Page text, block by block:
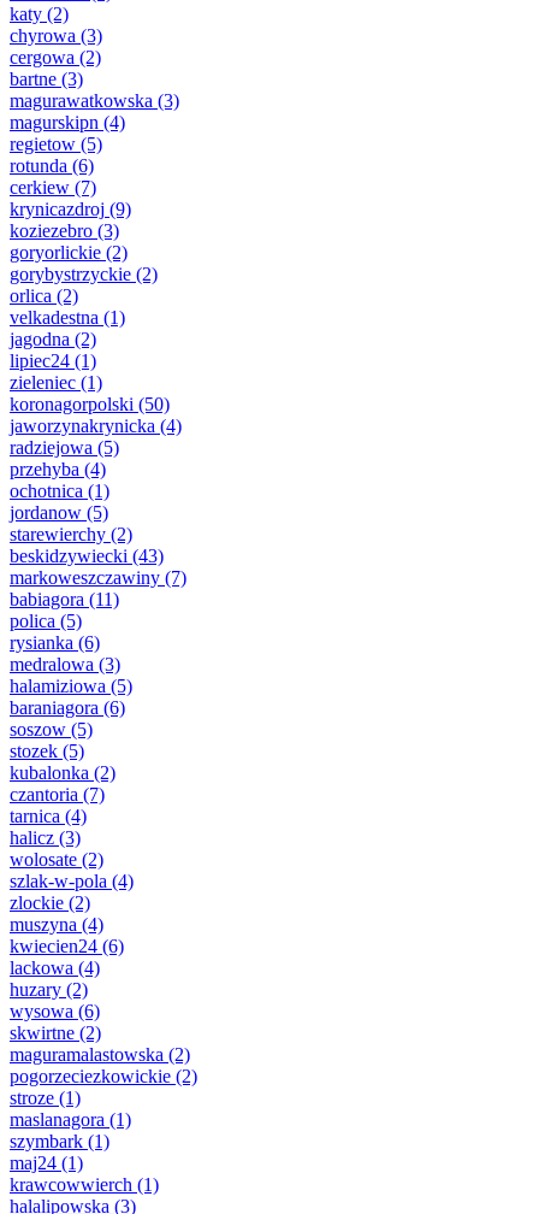
katy (2)
chyrowa (3)
cergowa (2)
bartne (3)
magurawatkowska (3)
magurskipn (4)
regietow (5)
rotunda (6)
cerkiew (7)
krynicazdroj (9)
koziezebro (3)
goryorlickie (2)
gorybystrzyckie (2)
orlica (2)
velkadestna (1)
jagodna (2)
lipiec24 (1)
zieleniec (1)
koronagorpolski (50)
jaworzynakrynicka (4)
radziejowa (5)
przehyba (4)
ochotnica (1)
jordanow (5)
starewierchy (2)
beskidzywiecki (43)
markoweszczawiny (7)
babiagora (11)
polica (5)
rysianka (6)
medralowa (3)
halamiziowa (5)
baraniagora (6)
soszow (5)
stozek (5)
kubalonka (2)
czantoria (7)
tarnica (4)
halicz (3)
wolosate (2)
szlak-w-pola (4)
zlockie (2)
muszyna (4)
kwiecien24 (6)
lackowa (4)
huzary (2)
wysowa (6)
skwirtne (2)
maguramalastowska (2)
pogorzeciezkowickie (2)
stroze (1)
maslanagora (1)
szymbark (1)
maj24 (1)
krawcowwierch (1)
halalipowska (3)